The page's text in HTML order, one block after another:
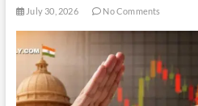
July 30, 2026 No Comments